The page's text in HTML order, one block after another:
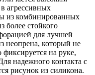
агрессивных
из комбинированных
более стойкого
для лучшей
неопрена, который не
фиксируется на руке,
надежного контакта с
рисунок из силикона.